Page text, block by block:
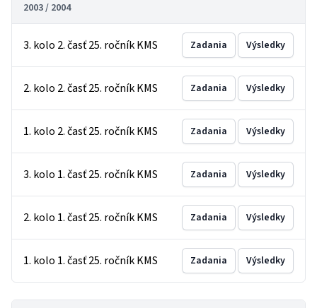
2003 / 2004
3. kolo 2. časť 25. ročník KMS Zadania Výsledky
2. kolo 2. časť 25. ročník KMS Zadania Výsledky
1. kolo 2. časť 25. ročník KMS Zadania Výsledky
3. kolo 1. časť 25. ročník KMS Zadania Výsledky
2. kolo 1. časť 25. ročník KMS Zadania Výsledky
1. kolo 1. časť 25. ročník KMS Zadania Výsledky